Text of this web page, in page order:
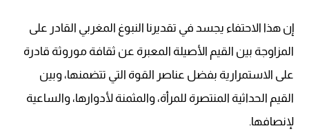
إن هذا الاحتفاء يجسد في تقديرنا النبوغ المغربي القادر على
المزاوجة بين القيم الأصيلة المعبرة عن ثقافة موروثة قادرة
على الاستمرارية بفضل عناصر القوة التي تتضمنها، وبين
القيم الحداثية المنتصرة للمرأة، والمثمنة لأدوارها، والساعية
لإنصافها.